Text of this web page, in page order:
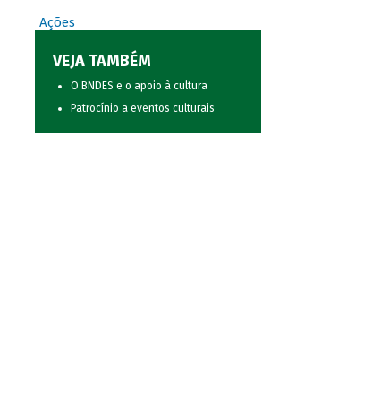
Ações
VEJA TAMBÉM
O BNDES e o apoio à cultura
Patrocínio a eventos culturais